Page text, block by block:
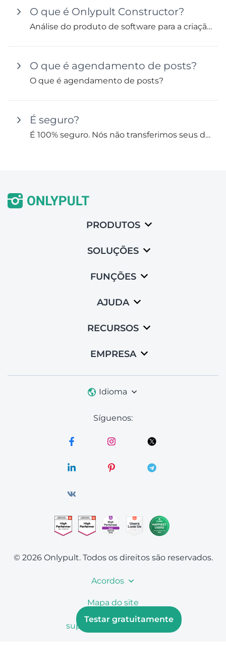
O que é Onlypult Constructor?
Análise do produto de software para a criação de mini-landing pages e multilinks Onlypult Constructor.
O que é agendamento de posts?
O que é agendamento de posts?
É seguro?
É 100% seguro. Nós não transferimos seus dados pessoais e privados para terceiros de acordo com a nossa Política de...
PRODUTOS
SOLUÇÕES
FUNÇÕES
AJUDA
RECURSOS
EMPRESA
Idioma
Síguenos:
© 2026 Onlypult. Todos os direitos são reservados.
Acordos
Mapa do site
support@onlypult.com
Testar gratuitamente